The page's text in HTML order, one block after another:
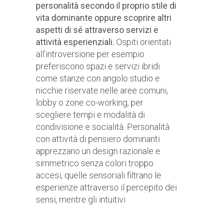
personalità secondo il proprio stile di
vita dominante oppure scoprire altri
aspetti di sé attraverso servizi e
attività esperienziali. Ospiti orientati
all’introversione per esempio
preferiscono spazi e servizi ibridi
come stanze con angolo studio e
nicchie riservate nelle aree comuni,
lobby o zone co-working, per
scegliere tempi e modalità di
condivisione e socialità. Personalità
con attività di pensiero dominanti
apprezzano un design razionale e
simmetrico senza colori troppo
accesi, quelle sensoriali filtrano le
esperienze attraverso il percepito dei
sensi, mentre gli intuitivi